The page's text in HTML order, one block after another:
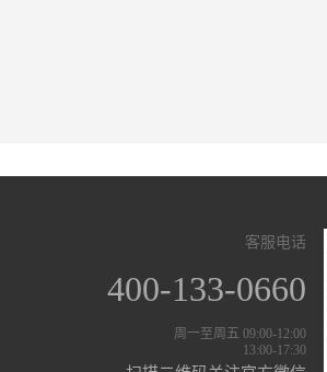
客服电话
400-133-0660
周一至周五 09:00-12:00
13:00-17:30